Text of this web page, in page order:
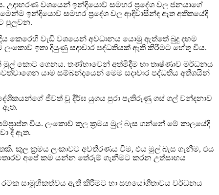
වශයෙන් ඉන්දියාෙව් සමහර ප‍්‍රදේශ වල ජනයාගේ
ඉන්දියාෙව් සමහර ප‍්‍රදේශ වල ආදිවාසීන්ද ඈත අතීතයේදී
පුලුවන.
කෙරෙහි වැඩි වශයෙන් අවධානය යොමු ඇත්තේ බුදු දහම
ඉතා දියුණු සදාචාර පද්ධතියක් ඇති කිරීමට හේතු විය.
මුල් කොට ගෙනය. තණ්හාවෙන් අත්මිදීම හා තෘෂ්ණාව මර්ධනය
යාම සම්බන්දයෙන් මෙම සදාචාර පද්ධතිය අතීශයින්
ජීවත් වූ දීර්ඝ යුගය පුරා පැතිරුණු ගස් ගල් වන්දනාව
ඇත.
විය. ලංකාෙව් කුල ක‍්‍රමය මුල් බැස ගන්නේ මේ කාලයේදී
දී ඇත.
කුල ක‍්‍රමය ලංකාවට අවතීරණය වීම, එය මුල් බැස ගැනීම, එය
අපේ කම යන්න තේරුම් ගැනීමට කරන උත්සාහය
සාමූහිකත්වය ඇති කිරීමට හා සහයෝගීතාවය වර්ධනය